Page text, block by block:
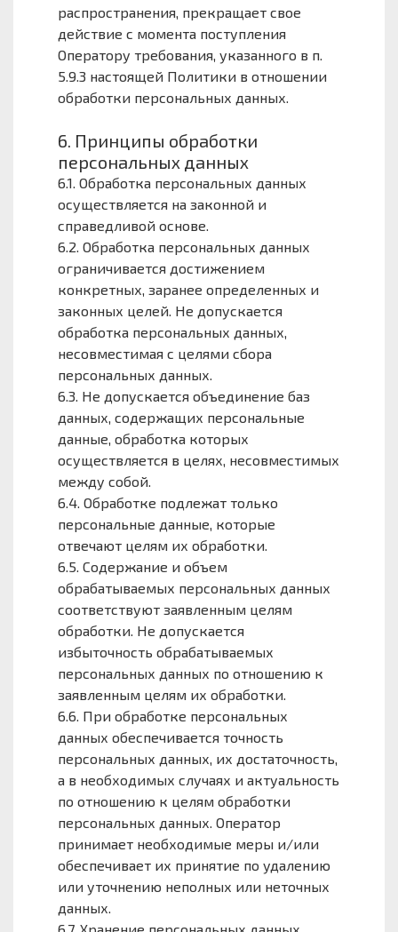
распространения, прекращает свое
действие с момента поступления
Оператору требования, указанного в п.
5.9.3 настоящей Политики в отношении
обработки персональных данных.
6. Принципы обработки
персональных данных
6.1. Обработка персональных данных
осуществляется на законной и
справедливой основе.
6.2. Обработка персональных данных
ограничивается достижением
конкретных, заранее определенных и
законных целей. Не допускается
обработка персональных данных,
несовместимая с целями сбора
персональных данных.
6.3. Не допускается объединение баз
данных, содержащих персональные
данные, обработка которых
осуществляется в целях, несовместимых
между собой.
6.4. Обработке подлежат только
персональные данные, которые
отвечают целям их обработки.
6.5. Содержание и объем
обрабатываемых персональных данных
соответствуют заявленным целям
обработки. Не допускается
избыточность обрабатываемых
персональных данных по отношению к
заявленным целям их обработки.
6.6. При обработке персональных
данных обеспечивается точность
персональных данных, их достаточность,
а в необходимых случаях и актуальность
по отношению к целям обработки
персональных данных. Оператор
принимает необходимые меры и/или
обеспечивает их принятие по удалению
или уточнению неполных или неточных
данных.